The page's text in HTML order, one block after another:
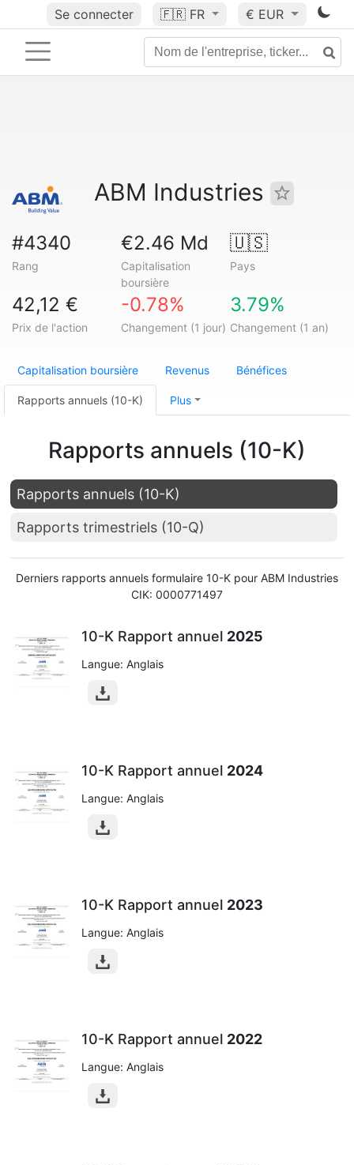
Se connecter 🇫🇷 FR € EUR
ABM Industries
#4340
Rang
€2.46 Md
Capitalisation
boursière
🇺🇸
Pays
42,12 €
Prix de l'action
-0.78%
Changement (1 jour)
3.79%
Changement (1 an)
Capitalisation boursière Revenus Bénéfices
Rapports annuels (10-K) Plus
Rapports annuels (10-K)
Rapports annuels (10-K)
Rapports trimestriels (10-Q)
Derniers rapports annuels formulaire 10-K pour ABM Industries
CIK: 0000771497
10-K Rapport annuel 2025
Langue: Anglais
10-K Rapport annuel 2024
Langue: Anglais
10-K Rapport annuel 2023
Langue: Anglais
10-K Rapport annuel 2022
Langue: Anglais